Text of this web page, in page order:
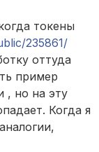
токены
235861/
оттуда
пример
, но на эту
Когда я